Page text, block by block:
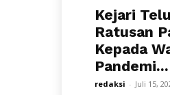
Kejari
Ratusan
Kepada
Pandemi...
redaksi - Juli 15,